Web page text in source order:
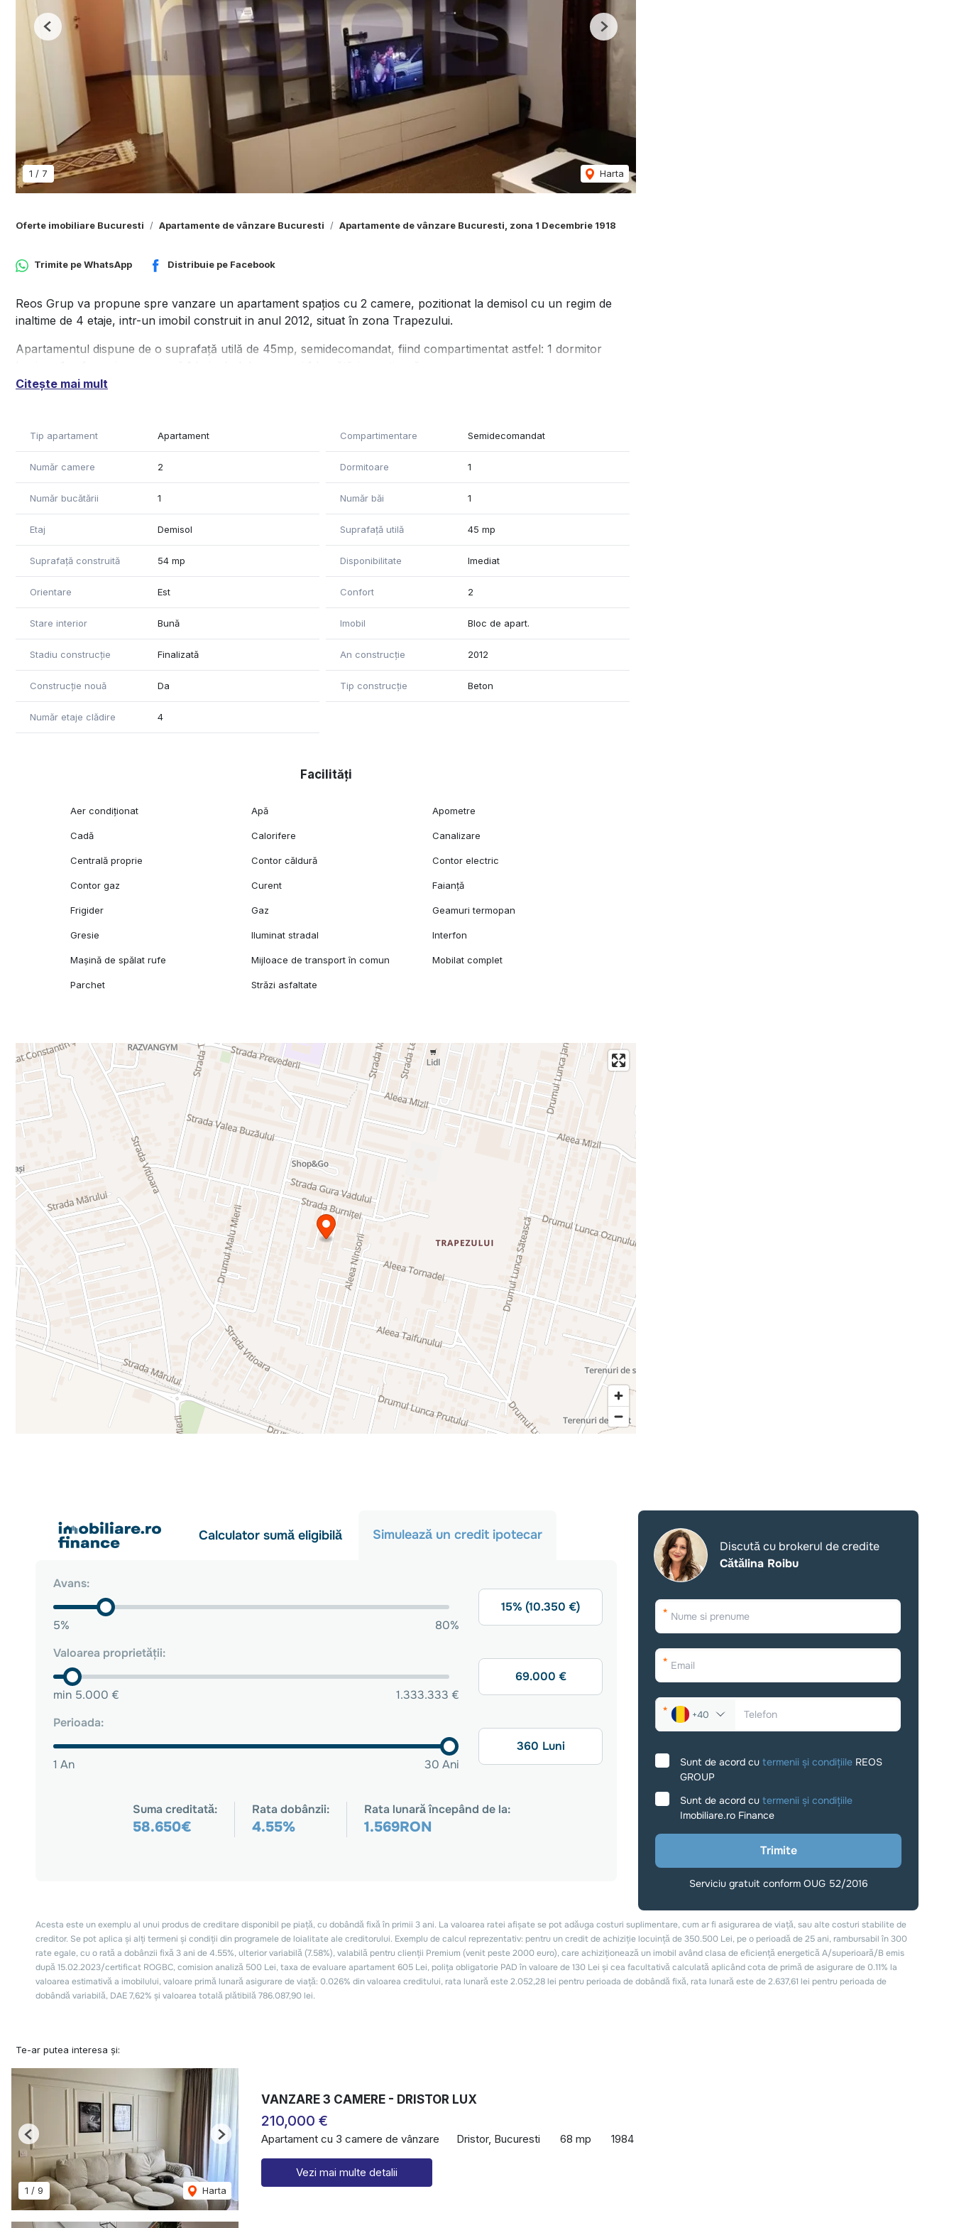
1 / 7 Harta
Previous Next
Oferte imobiliare Bucuresti Apartamente de vânzare Bucuresti Apartamente de vânzare Bucuresti, zona 1 Decembrie 1918
Trimite peWhatsApp Distribuie pe Facebook
Reos Grup va propune spre vanzare un apartament spațios cu 2 camere, pozitionat la demisol cu un regim de
inaltime de 4 etaje, intr-un imobil construit in anul 2012, situat în zona Trapezului.
Apartamentul dispune de o suprafață utilă de 45mp, semidecomandat, fiind compartimentat astfel: 1 dormitor
Conform Google Maps distanta pana la metroul 1 Decembrie 1918 este de 850m..
comun, școli, magazine și parcuri – un avantaj important pentru un stil de viață urban și comod.
Momentan nu detinem informatii in legatura cu clasa energetica.
Pentru mai multe detalii sau programarea unei vizionări, nu ezitați să ne contactați!
Citește mai mult
Tip apartament Apartament Compartimentare Semidecomandat
Număr camere 2 Dormitoare 1
Număr bucătării 1 Număr băi 1
Etaj Demisol Suprafață utilă 45 mp
Suprafață construită 54 mp Disponibilitate Imediat
Orientare Est Confort 2
Stare interior Bună Imobil Bloc de apart.
Stadiu construcție Finalizată An construcție 2012
Construcție nouă Da Tip construcție Beton
Număr etaje clădire 4
Facilități
Aer condiționat Apă Apometre
Cadă Calorifere Canalizare
Centrală proprie Contor căldură Contor electric
Contor gaz Curent Faianță
Frigider Gaz Geamuri termopan
Gresie Iluminat stradal Interfon
Mașină de spălat rufe Mijloace de transport în comun Mobilat complet
Parchet Străzi asfaltate
Te-ar putea interesa și:
1 / 9 Harta
Previous Next
VANZARE 3 CAMERE - DRISTOR LUX
210,000 €
Apartament cu 3 camere de vânzare Dristor, Bucuresti 68 mp 1984
Vezi mai multe detalii